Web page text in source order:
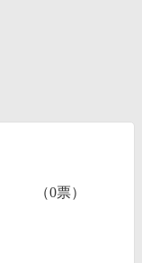
（0票）